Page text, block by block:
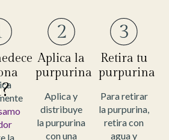
la
Aplica la
purpurina
Aplica y
distribuye
la purpurina
con una
Retira tu
purpurina
Para retirar
la purpurina,
retira con
agua y